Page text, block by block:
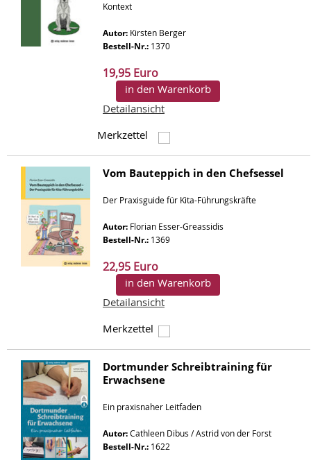
Kontext
Autor: Kirsten Berger
Bestell-Nr.: 1370
19,95 Euro
in den Warenkorb
Detailansicht
Merkzettel
Vom Bauteppich in den Chefsessel
Der Praxisguide für Kita-Führungskräfte
Autor: Florian Esser-Greassidis
Bestell-Nr.: 1369
22,95 Euro
in den Warenkorb
Detailansicht
Merkzettel
Dortmunder Schreibtraining für
Erwachsene
Ein praxisnaher Leitfaden
Autor: Cathleen Dibus / Astrid von der Forst
Bestell-Nr.: 1622